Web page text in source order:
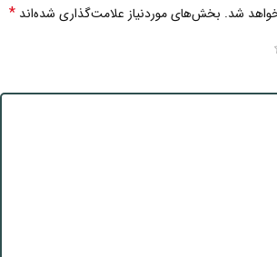
شد. بخش‌های موردنیاز علامت‌گذاری شده‌اند *